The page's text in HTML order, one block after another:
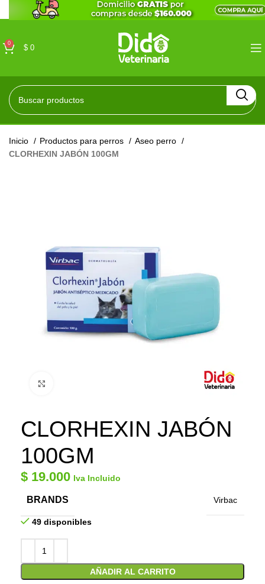
0
$ 0
Inicio Productos para perros
Aseo perro
CLORHEXIN JABÓN 100GM
CLORHEXIN JABÓN
100GM
$ 19.000 Iva Incluido
BRANDS Virbac
49 disponibles
AÑADIR AL CARRITO